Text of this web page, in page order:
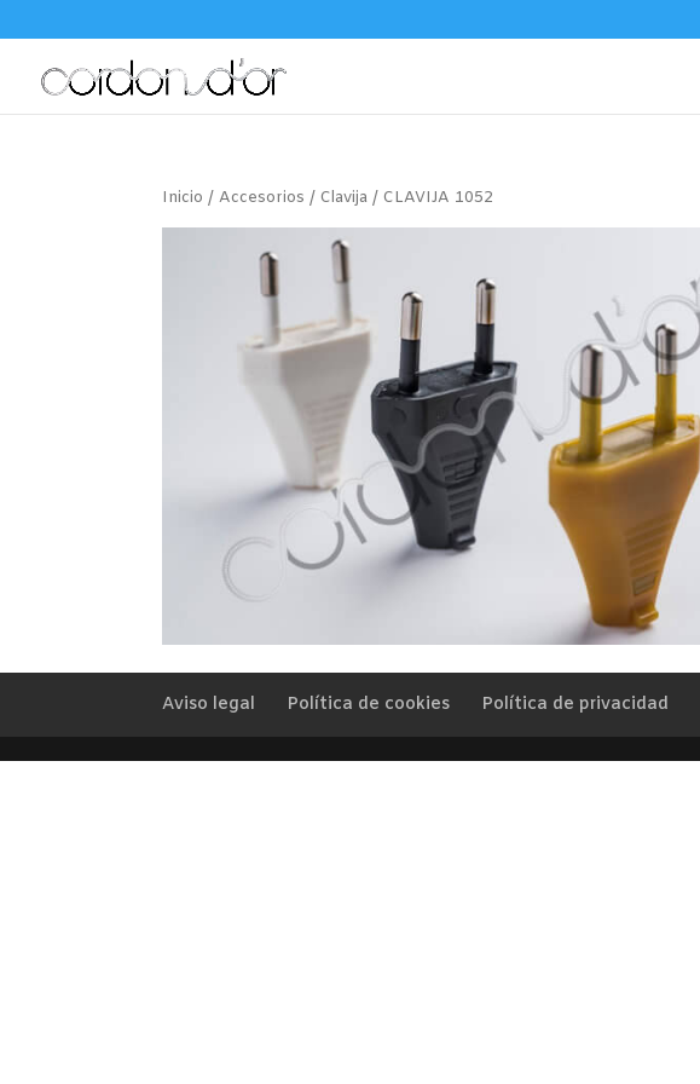
Inicio /Accesorios /Clavija / CLAVIJA 1052
Aviso legal Política de cookies Política de privacidad